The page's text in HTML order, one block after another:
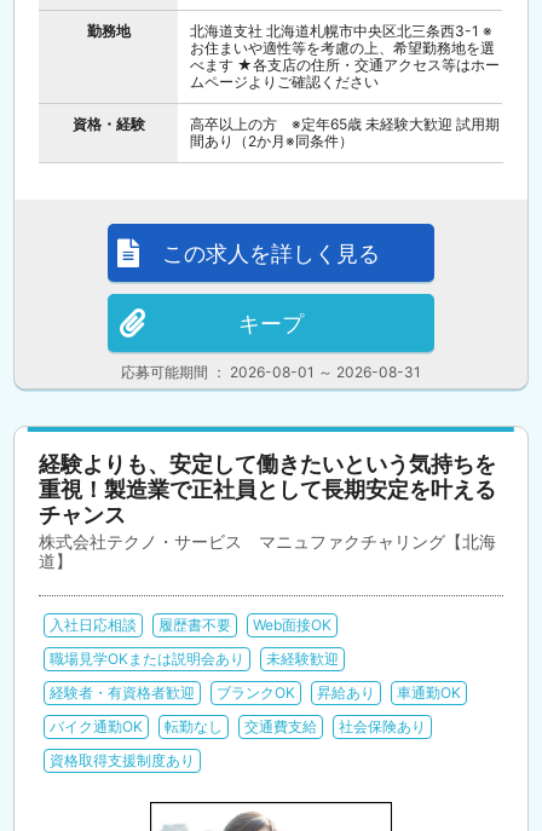
勤務地
北海道支社 北海道札幌市中央区北三条西3-1 ※
お住まいや適性等を考慮の上、希望勤務地を選
べます ★各支店の住所・交通アクセス等はホー
ムページよりご確認ください
資格・経験
高卒以上の方 ※定年65歳 未経験大歓迎 試用期
間あり（2か月※同条件）
応募可能期間 ： 2026-08-01 ～ 2026-08-31
この求人を詳しく見る
キープ
経験よりも、安定して働きたいという気持ちを
重視！製造業で正社員として長期安定を叶える
チャンス
株式会社テクノ・サービス マニュファクチャリング【北海
道】
入社日応相談 履歴書不要
Web面接OK
職場見学OKまたは説明会あり
未経験歓迎
経験者・有資格者歓迎
ブランクOK 昇給あり
車通勤OK
バイク通勤OK
転勤なし 交通費支給
社会保険あり
資格取得支援制度あり